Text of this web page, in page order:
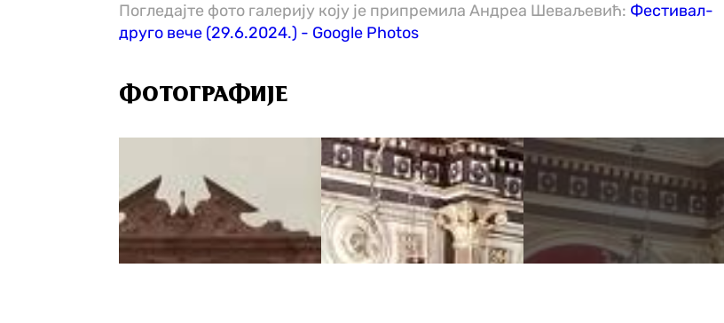
Погледајте фото галерију коју је припремила Андреа Шеваљевић: Фестивал-
друго вече (29.6.2024.) - Google Photos
ФОТОГРАФИЈЕ